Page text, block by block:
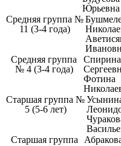
Юрьевна
Средняя группа №
11 (3-4 года)
Средняя группа
№ 4 (3-4 года)
Старшая группа №
5 (5-6 лет)
Старшая группа